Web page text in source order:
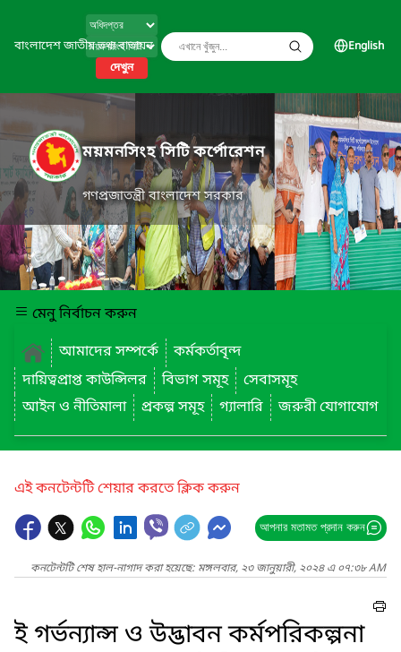
বাংলাদেশ জাতীয় তথ্য বাতায়ন
দেখুন
English
ময়মনসিংহ সিটি কর্পোরেশন
গণপ্রজাতন্ত্রী বাংলাদেশ সরকার
মেনু নির্বাচন করুন
আমাদের সম্পর্কে
কর্মকর্তাবৃন্দ
দায়িত্বপ্রাপ্ত কাউন্সিলর
বিভাগ সমূহ
সেবাসমূহ
আইন ও নীতিমালা
প্রকল্প সমূহ গ্যালারি জরুরী যোগাযোগ
এই কনটেন্টটি শেয়ার করতে ক্লিক করুন
আপনার মতামত প্রদান করুন
কনটেন্টটি শেষ হাল-নাগাদ করা হয়েছে: মঙ্গলবার, ২৩ জানুয়ারী, ২০২৪ এ ০৭:৩৮ AM
ই গর্ভন্যান্স ও উদ্ভাবন কর্মপরিকল্পনা